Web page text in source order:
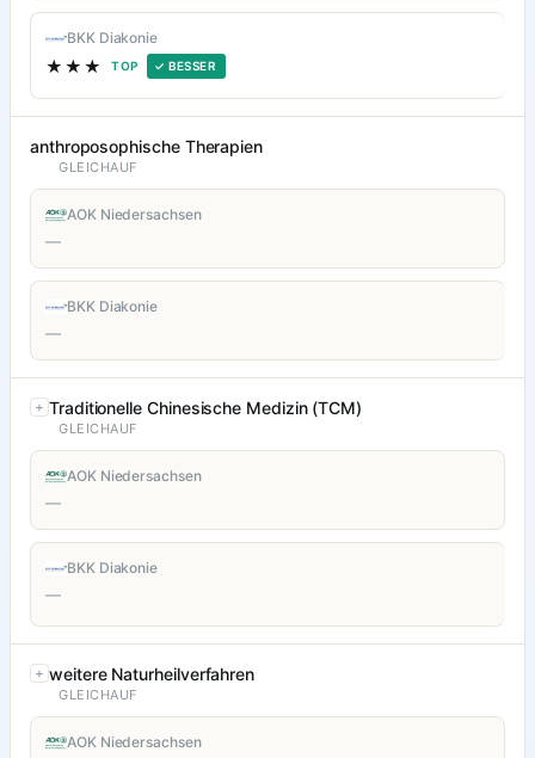
BKK Diakonie
★★★ TOP ✓ BESSER
anthroposophische Therapien
GLEICHAUF
AOK Niedersachsen
—
BKK Diakonie
—
Traditionelle Chinesische Medizin (TCM)
GLEICHAUF
AOK Niedersachsen
—
BKK Diakonie
—
weitere Naturheilverfahren
GLEICHAUF
AOK Niedersachsen